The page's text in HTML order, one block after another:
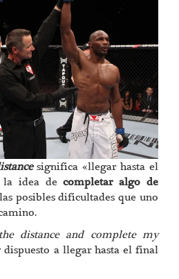
significa «llegar hasta el
la idea decompletar algo de
posibles dificultades que uno
distance and complete my
dispuesto a llegar hasta el final